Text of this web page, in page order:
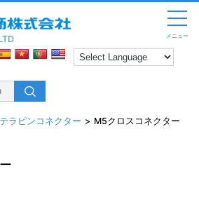
メニュー
テラピンコネクター M5クロスコネクター